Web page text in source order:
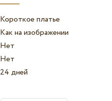
Короткое платье
Как на изображении
Нет
Нет
24 дней